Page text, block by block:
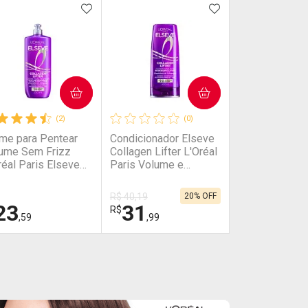
AOS FAVORITOS
(2)
para Pentear
Sem Frizz
Paris Elseve
,59
ADICIONAR AOS FAVORITOS
COMPRAR
(0)
Condicionador Elseve
Collagen Lifter L'Oréal
Paris Volume e
R$ 40,19
R$31 ,99
20% OFF
ADICIONAR AOS
COMPRAR